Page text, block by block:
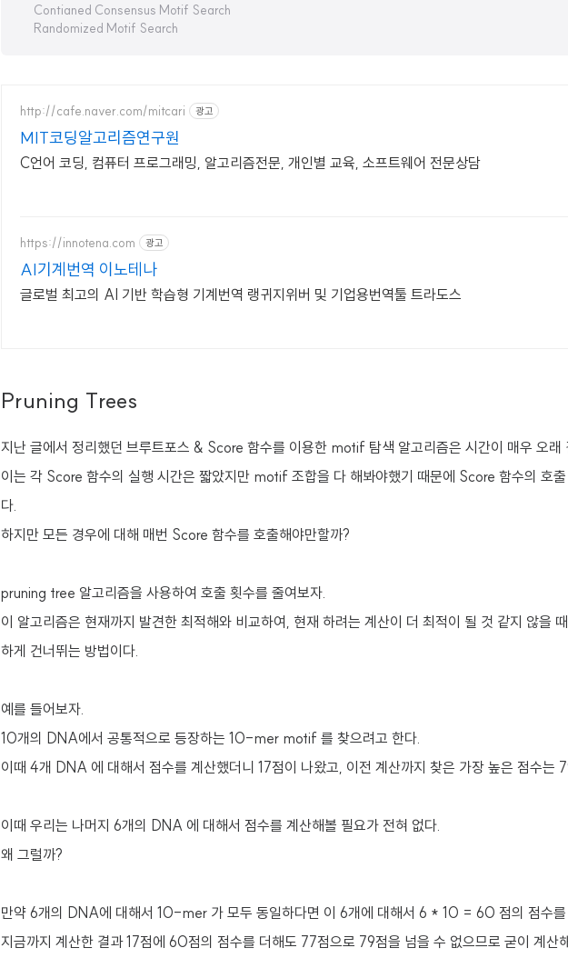
Contianed Consensus Motif Search
Randomized Motif Search
http://cafe.naver.com/mitcari 광고
MIT코딩알고리즘연구원
C언어 코딩, 컴퓨터 프로그래밍, 알고리즘전문, 개인별 교육, 소프트웨어 전문상담
https://innotena.com 광고
AI기계번역 이노테나
글로벌 최고의 AI 기반 학습형 기계번역 랭귀지위버 및 기업용번역툴 트라도스
Pruning Trees
지난 글에서 정리했던 브루트포스 & Score 함수를 이용한 motif 탐색 알고리즘은 시간이 매우 오래
이는 각 Score 함수의 실행 시간은 짧았지만 motif 조합을 다 해봐야했기 때문에 Score 함수의 호출
다.
하지만 모든 경우에 대해 매번 Score 함수를 호출해야만할까?
pruning tree 알고리즘을 사용하여 호출 횟수를 줄여보자.
이 알고리즘은 현재까지 발견한 최적해와 비교하여, 현재 하려는 계산이 더 최적이 될 것 같지 않을
하게 건너뛰는 방법이다.
예를 들어보자.
10개의 DNA에서 공통적으로 등장하는 10-mer motif 를 찾으려고 한다.
이때 4개 DNA 에 대해서 점수를 계산했더니 17점이 나왔고, 이전 계산까지 찾은 가장 높은 점수는
이때 우리는 나머지 6개의 DNA 에 대해서 점수를 계산해볼 필요가 전혀 없다.
왜 그럴까?
만약 6개의 DNA에 대해서 10-mer 가 모두 동일하다면 이 6개에 대해서 6 * 10 = 60 점의 점수를
지금까지 계산한 결과 17점에 60점의 점수를 더해도 77점으로 79점을 넘을 수 없으므로 굳이 계산